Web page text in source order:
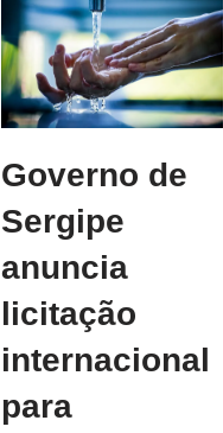
Governo de
Sergipe
anuncia
licitação
internacional
para